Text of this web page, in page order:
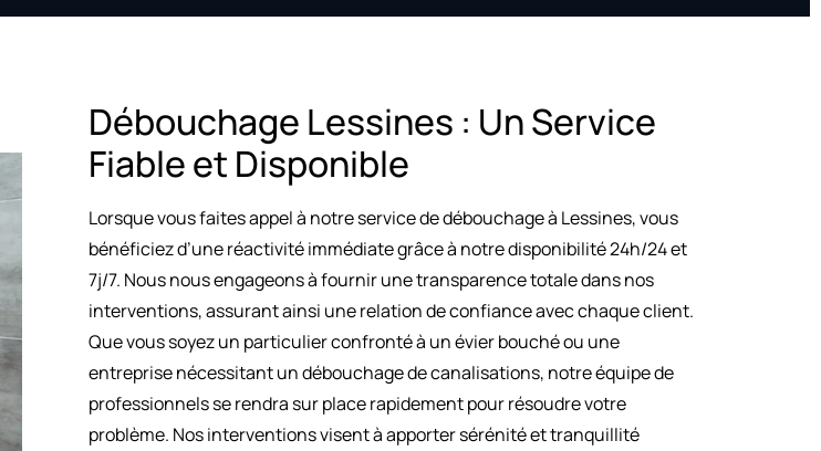
Débouchage Lessines : Un Service
Fiable et Disponible
Lorsque vous faites appel à notre service de débouchage à Lessines, vous
bénéficiez d’une réactivité immédiate grâce à notre disponibilité 24h/24 et
7j/7. Nous nous engageons à fournir une transparence totale dans nos
interventions, assurant ainsi une relation de confiance avec chaque client.
Que vous soyez un particulier confronté à un évier bouché ou une
entreprise nécessitant un débouchage de canalisations, notre équipe de
professionnels se rendra sur place rapidement pour résoudre votre
problème. Nos interventions visent à apporter sérénité et tranquillité